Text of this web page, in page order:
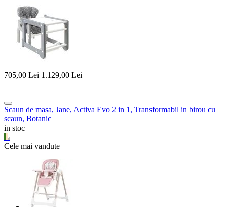
705,00 Lei 1.129,00 Lei
Scaun de masa, Jane, Activa Evo 2 in 1, Transformabil in birou cu
scaun, Botanic
in stoc
Cele mai vandute